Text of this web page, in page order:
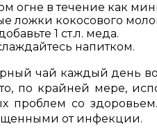
огне в течение как
ложки кокосового
1 ст.л. меда.
напитком.
чай каждый день во
по крайней мере,
проблем со
от инфекции.